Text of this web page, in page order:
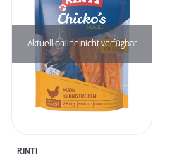
Aktuell online nicht verfügbar
RINTI